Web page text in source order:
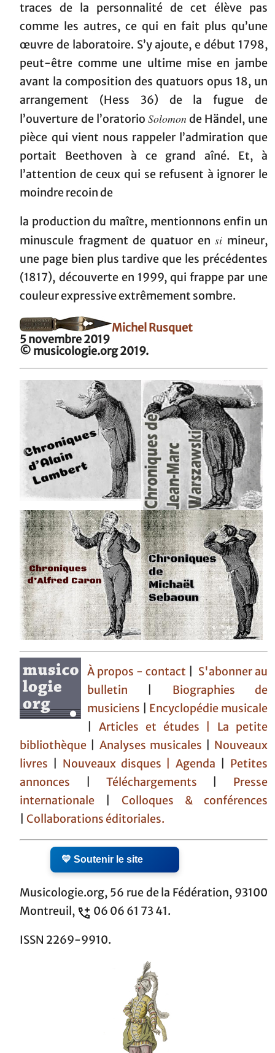
traces de la personnalité de cet élève pas
comme les autres, ce qui en fait plus qu’une
œuvre de laboratoire. S’y ajoute, e début 1798,
peut-être comme une ultime mise en jambe
avant la composition des quatuors opus 18, un
arrangement (Hess 36) de la fugue de
l’ouverture de l’oratorio Solomon de Händel, une
pièce qui vient nous rappeler l’admiration que
portait Beethoven à ce grand aîné. Et, à
l’attention de ceux qui se refusent à ignorer le
moindre recoin de
la production du maître, mentionnons enfin un
minuscule fragment de quatuor ensi mineur,
une page bien plus tardive que les précédentes
(1817), découverte en 1999, qui frappe par une
couleur expressive extrêmement sombre.
Michel Rusquet
5 novembre 2019
© musicologie.org 2019.
À propos - contact
S'abonner au
bulletin
Biographies de
musiciens
Encyclopédie musicale
|Articles et études | La petite
bibliothèque
Analyses musicales
Nouveaux
livres
Nouveaux disques |Agenda
Petites
annonces
Téléchargements
Presse
internationale
Colloques & conférences
Collaborations éditoriales.
💛 Soutenir le site
Musicologie.org, 56 rue de la Fédération, 93100
Montreuil,
06 06 61 73 41.
ISSN 2269-9910.